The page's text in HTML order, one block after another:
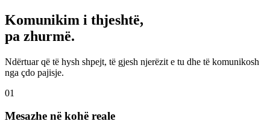
Komunikim i thjeshtë,
pa zhurmë.
Ndërtuar që të hysh shpejt, të gjesh njerëzit e tu dhe të komunikosh
nga çdo pajisje.
01
Mesazhe në kohë reale